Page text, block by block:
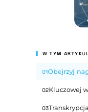
W TYM
01Obejrzyj
02Kluczowej
03